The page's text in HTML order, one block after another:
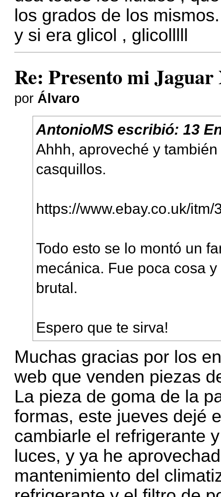
los grados de los
y si era glicol , glicolllll
Re: Presento mi Jaguar
porÁlvaro
AntonioMS escribió:13
Ahhh, aproveché y
casquillos.
https://www.ebay.co.uk/
Todo esto se lo montó un
mecánica. Fue poca cosa
brutal.
Espero que te sirva!
Muchas gracias por los
web que venden piezas
La pieza de goma de la
formas, este jueves dejé
cambiarle el refrigerante
luces, y ya he
mantenimiento del